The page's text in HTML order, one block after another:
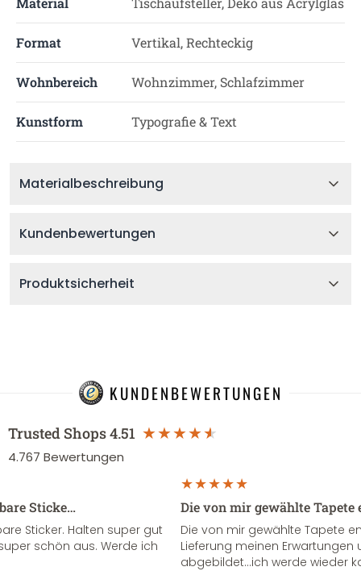
Format Vertikal, Rechteckig
Wohnbereich Wohnzimmer, Schlafzimmer
Kunstform Typografie & Text
Materialbeschreibung
Kundenbewertungen
Produktsicherheit
KUNDENBEWERTUNGEN
Trusted Shops4.51
4.767 Bewertungen
Sticke…
Sticker. Halten super gut
schön aus. Werde ich
Die von mir gewählte
Die von mir gewählte Tapete
Lieferung meinen Erwartungen
abgebildet...ich werde wieder